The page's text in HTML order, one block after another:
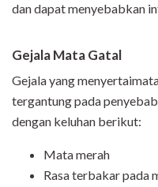
dan dapat menyebabkan
Gejala Mata Gatal
Gejala yang
tergantung pada
dengan keluhan berikut:
Mata merah
Rasa terbakar pada